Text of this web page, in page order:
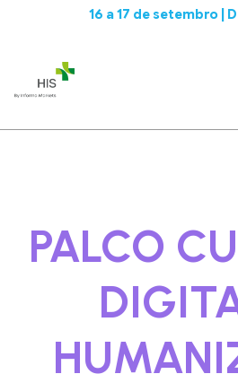
16 a 17 de setembro |
PALCO